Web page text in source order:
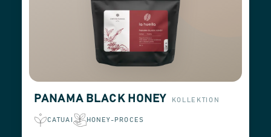
PANAMA BLACK HONEY KOLLEKTION
CATUAI HONEY-PROCES